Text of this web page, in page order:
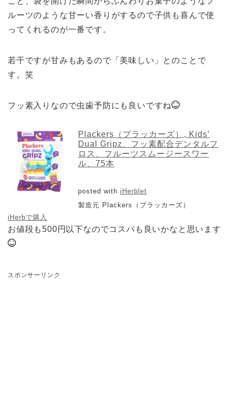
ルーツのような甘ーい香りがするので子供も喜んで使
ってくれるのが一番です。
若干ですが甘みもあるので「美味しい」とのことで
す。笑
フッ素入りなので虫歯予防にも良いですね
Plackers（プラッカーズ）, Kids’
Dual Gripz、フッ素配合デンタルフ
ロス、フルーツスムージースワー
ル、75本
posted with iHerblet
製造元 Plackers（プラッカーズ）
iHerbで購入
お値段も500円以下なのでコスパも良いかなと思います
スポンサーリンク